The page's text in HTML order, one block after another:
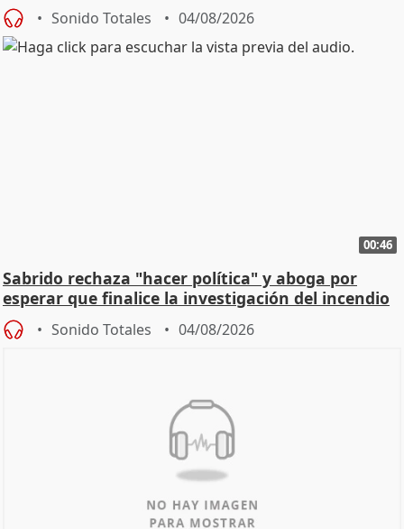
Sonido Totales 04/08/2026
00:46
Sabrido rechaza "hacer política" y aboga por
esperar que finalice la investigación del incendio
Sonido Totales 04/08/2026